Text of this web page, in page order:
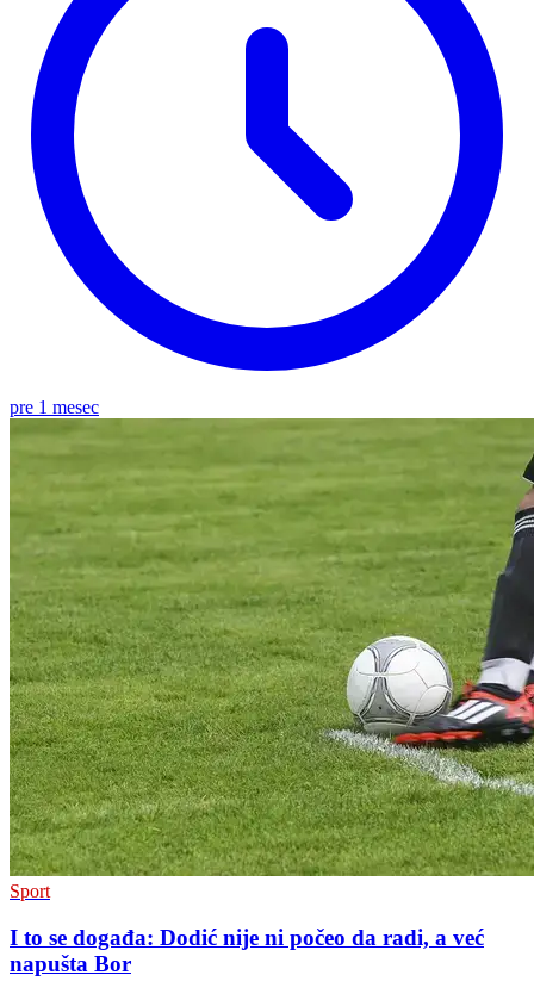
pre 1 mesec
Sport
I to se događa: Dodić nije ni počeo da radi, a već
napušta Bor